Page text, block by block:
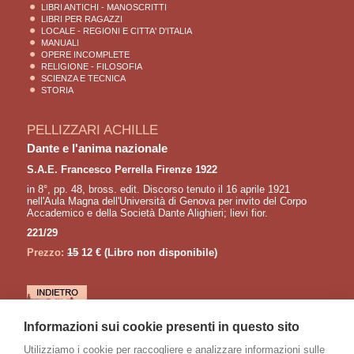
LIBRI ANTICHI - MANOSCRITTI
LIBRI PER RAGAZZI
LOCALE - REGIONI E CITTA' D'ITALIA
MANUALI
OPERE INCOMPLETE
RELIGIONE - FILOSOFIA
SCIENZA E TECNICA
STORIA
PELLIZZARI ACHILLE
Dante e l'anima nazionale
S.A.E. Francesco Perrella Firenze 1922
in 8°, pp. 48, bross. edit. Discorso tenuto il 16 aprile 1921
nell'Aula Magna dell'Università di Genova per invito del Corpo
Accademico e della Società Dante Alighieri; lievi fior.
221/29
Prezzo: 1512 € (Libro non disponibile)
LETTURE CONSIGLIATE
Informazioni sui cookie presenti in questo sito
Utilizziamo i cookie per raccogliere e analizzare informazioni sulle